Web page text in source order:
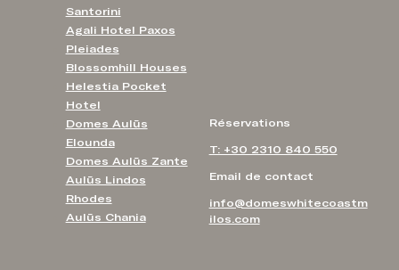
Réservations
T: +30 2310 840 550
Email de contact
info@domeswhitecoastm
ilos.com
Santorini
Agali Hotel Paxos
Pleiades
Blossomhill Houses
Helestia Pocket
Hotel
Domes Aulūs
Elounda
Domes Aulūs Zante
Aulūs Lindos
Rhodes
Aulūs Chania